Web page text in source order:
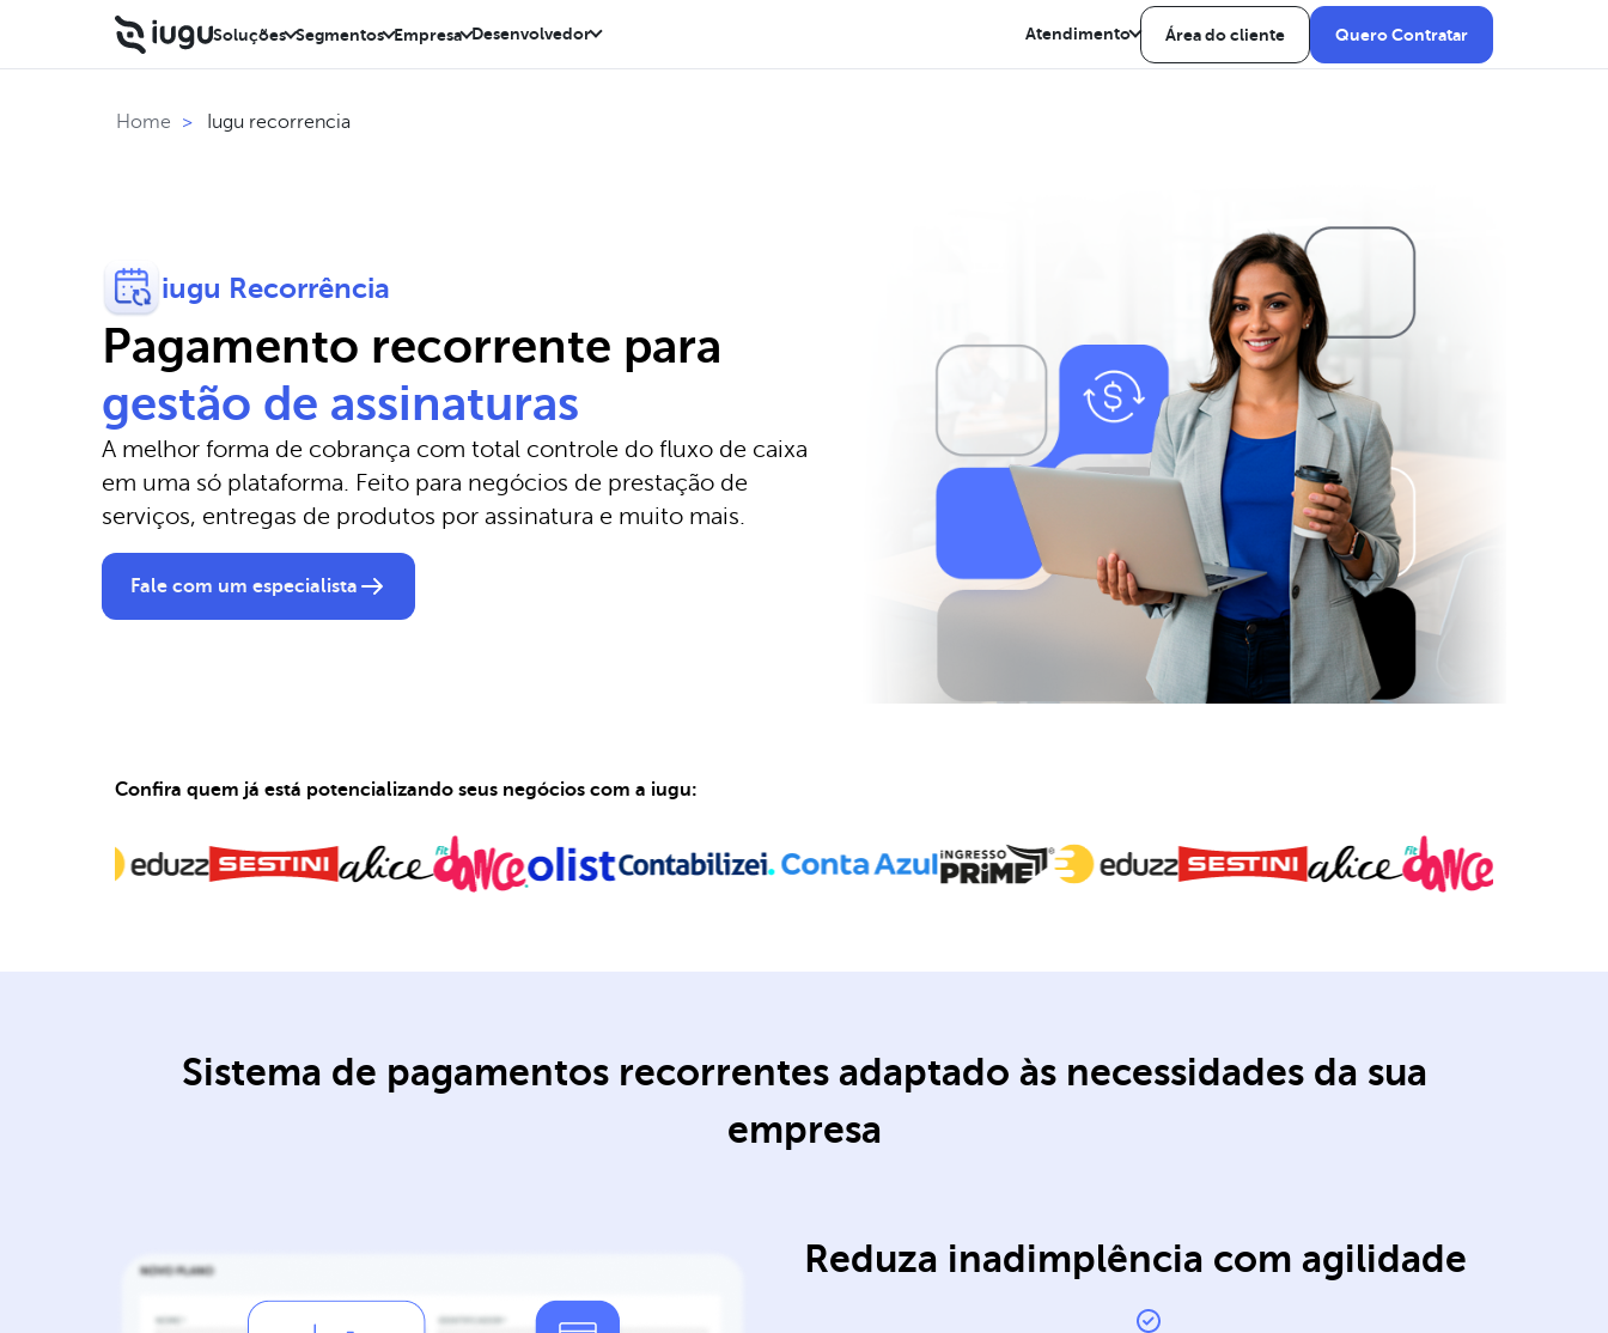
Soluções Segmentos Empresa Desenvolvedor Atendimento Área do cliente Quero Contratar
Home > Iugu recorrencia
iugu Recorrência
Pagamento recorrente para
gestão de assinaturas
A melhor forma de cobrança com total controle do fluxo de caixa
em uma só plataforma. Feito para negócios de prestação de
serviços, entregas de produtos por assinatura e muito mais.
Fale com um especialista
Confira quem já está potencializando seus negócios com a iugu:
Sistema de pagamentos recorrentes adaptado às necessidades da sua
empresa
Reduza inadimplência com agilidade